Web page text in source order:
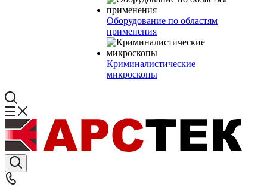
Оборудование по областям
применения
Криминалистические
микроскопы